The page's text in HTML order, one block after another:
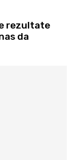
rezultate
da